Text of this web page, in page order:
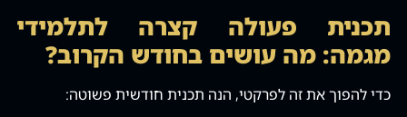
תכנית פעולה קצרה לתלמידי
מגמה: מה עושים בחודש הקרוב?
כדי להפוך את זה לפרקטי‚ הנה תכנית חודשית פשוטה: